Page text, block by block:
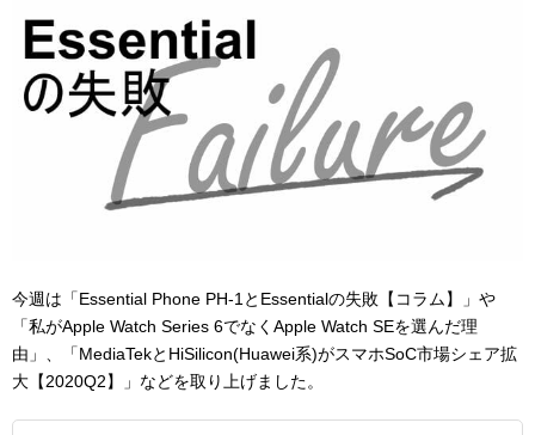
今週は「Essential Phone PH-1とEssentialの失敗【コラム】」や
「私がApple Watch Series 6でなくApple Watch SEを選んだ理
由」、「MediaTekとHiSilicon(Huawei系)がスマホSoC市場シェア拡
大【2020Q2】」などを取り上げました。